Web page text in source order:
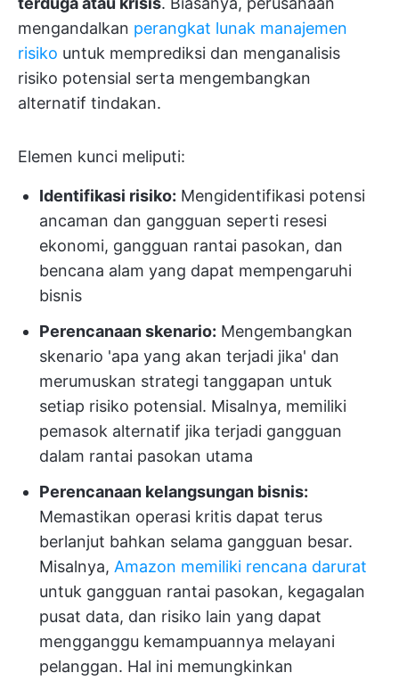
mengandalkan perangkat lunak manajemen
risiko untuk memprediksi dan menganalisis
risiko potensial serta mengembangkan
alternatif tindakan.
Elemen kunci meliputi:
Identifikasi risiko: Mengidentifikasi potensi
ancaman dan gangguan seperti resesi
ekonomi, gangguan rantai pasokan, dan
bencana alam yang dapat mempengaruhi
bisnis
Perencanaan skenario: Mengembangkan
skenario 'apa yang akan terjadi jika' dan
merumuskan strategi tanggapan untuk
setiap risiko potensial. Misalnya, memiliki
pemasok alternatif jika terjadi gangguan
dalam rantai pasokan utama
Perencanaan kelangsungan bisnis:
Memastikan operasi kritis dapat terus
berlanjut bahkan selama gangguan besar.
Misalnya, Amazon memiliki rencana darurat
untuk gangguan rantai pasokan, kegagalan
pusat data, dan risiko lain yang dapat
mengganggu kemampuannya melayani
pelanggan. Hal ini memungkinkan